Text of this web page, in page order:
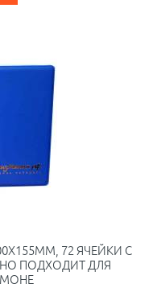
72 ЯЧЕЙКИ С
ПОДХОДИТ ДЛЯ